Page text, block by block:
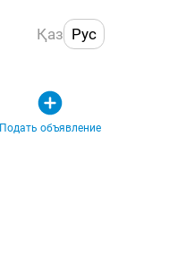
Қаз Рус
Подать объявление